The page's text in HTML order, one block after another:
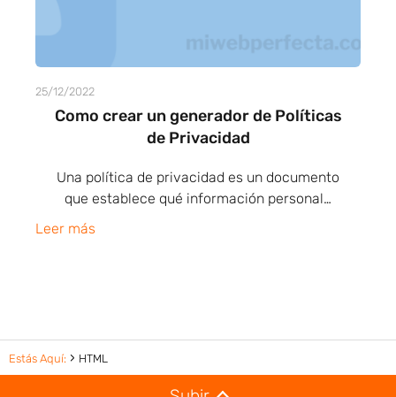
25/12/2022
Como crear un generador de Políticas
de Privacidad
Una política de privacidad es un documento
que establece qué información personal…
Leer más
Estás Aquí: HTML